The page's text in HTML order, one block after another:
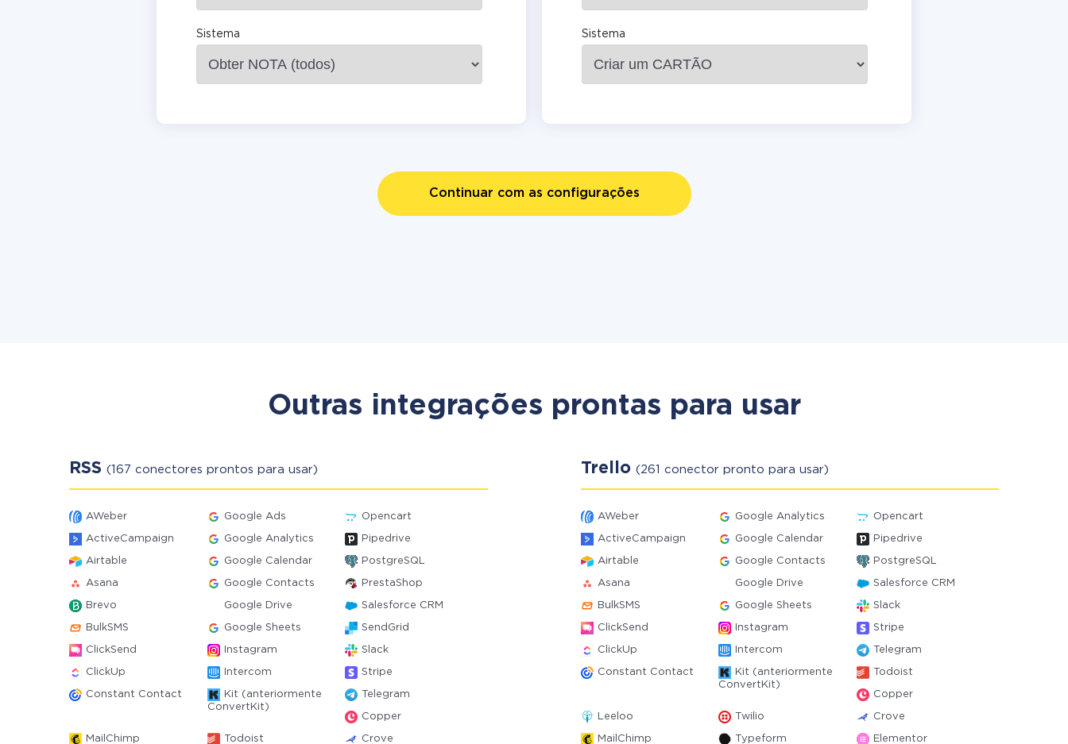
Sistema Sistema
Continuar com as configurações
Outras integrações prontas para usar
RSS (167 conectores prontos para usar)
AWeber Google Ads Opencart
ActiveCampaign Google Analytics Pipedrive
Airtable Google Calendar PostgreSQL
Asana Google Contacts PrestaShop
Brevo Google Drive Salesforce CRM
BulkSMS Google Sheets SendGrid
ClickSend Instagram Slack
ClickUp Intercom Stripe
Constant Contact
Kit (anteriormente
ConvertKit)
Telegram
Copper
MailChimp Todoist Crove
Trello (261 conector pronto para usar)
AWeber Google Analytics Opencart
ActiveCampaign Google Calendar Pipedrive
Airtable Google Contacts PostgreSQL
Asana Google Drive Salesforce CRM
BulkSMS Google Sheets Slack
ClickSend Instagram Stripe
ClickUp Intercom Telegram
Constant Contact
Kit (anteriormente
ConvertKit)
Todoist
Copper
Leeloo Twilio Crove
MailChimp Typeform Elementor